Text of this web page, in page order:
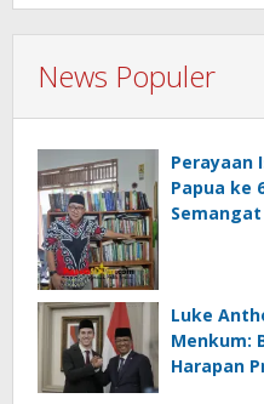
News Populer
Perayaan
Papua ke
Luke
Menkum:
Harapan